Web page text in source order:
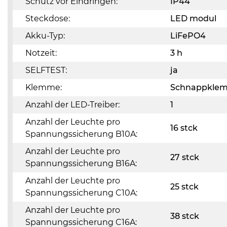
Steckdose:
LED modul
Akku-Typ:
LiFePO4
Notzeit:
3 h
SELFTEST:
ja
Klemme:
Anzahl der LED-Treiber:
1
Anzahl der Leuchte pro
Spannungssicherung B10A:
16 stck
Anzahl der Leuchte pro
Spannungssicherung B16A:
27 stck
Anzahl der Leuchte pro
Spannungssicherung C10A:
25 stck
Anzahl der Leuchte pro
Spannungssicherung C16A:
38 stck